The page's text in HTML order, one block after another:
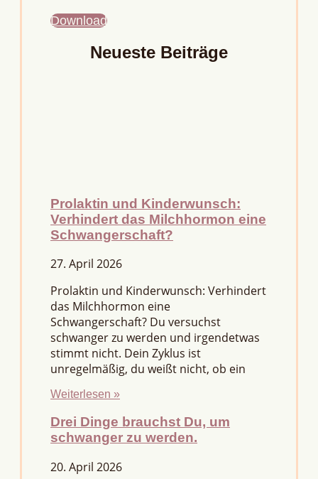
Download
Neueste Beiträge
Prolaktin und Kinderwunsch:
Verhindert das Milchhormon eine
Schwangerschaft?
27. April 2026
Prolaktin und Kinderwunsch: Verhindert
das Milchhormon eine
Schwangerschaft? Du versuchst
schwanger zu werden und irgendetwas
stimmt nicht. Dein Zyklus ist
unregelmäßig, du weißt nicht, ob ein
Weiterlesen »
Drei Dinge brauchst Du, um
schwanger zu werden.
20. April 2026